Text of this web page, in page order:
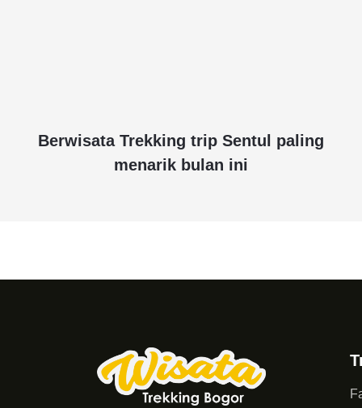
Berwisata Trekking trip Sentul paling
menarik bulan ini